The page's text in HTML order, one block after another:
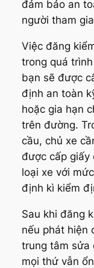
đảm bảo an
người tham
Việc đăng
trong quá
bạn sẽ được
định an toàn
hoặc gia hạn
trên đường.
cầu, chủ xe
được cấp giấy
loại xe với
định kì kiểm
Sau khi đăng
nếu phát hiện
trung tâm sửa
mọi thứ vẫn